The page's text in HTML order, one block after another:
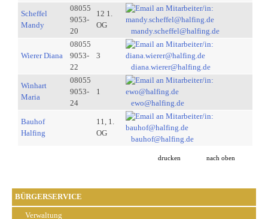
BÜRGERSERVICE
Verwaltung
Scheffel
Mandy
08055
9053-
20
12 1.
OG
mandy.scheffel@halfing.de
Wierer Diana
08055
9053-
22
3
diana.wierer@halfing.de
Winhart
Maria
08055
9053-
24
1
ewo@halfing.de
Bauhof
Halfing
11, 1.
OG
bauhof@halfing.de
drucken nach oben